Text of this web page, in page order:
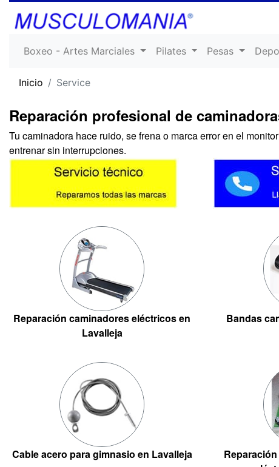
Boxeo - Artes Marciales Pilates Pesas
Inicio Service
Reparación profesional de
Tu caminadora hace ruido, se frena o marca error en el
entrenar sin interrupciones.
Reparación caminadores eléctricos en
Lavalleja
Bandas
Cable acero para gimnasio en Lavalleja